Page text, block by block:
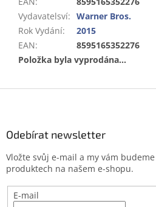
Vydavatelsví: Warner Bros.
Rok Vydání:
2015
EAN:
8595165352276
Položka byla vyprodána…
Odebírat newsletter
Vložte svůj e-mail a my vám
produktech na našem e-shopu.
E-mail